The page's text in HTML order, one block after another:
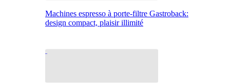
Machines espresso à porte-filtre Gastroback:
design compact, plaisir illimité